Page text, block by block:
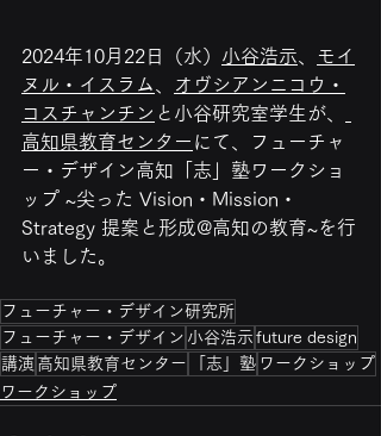
2024年10月22日（水） 小谷浩示
モイ
ヌル・イスラム
オヴシアンニコウ・
コスチャンチン と小谷研究室学生が、
高知県教育センター にて、フューチャ
ー・デザイン高知「志」塾ワークショ
ップ ~尖った Vision・Mission・
Strategy 提案と形成@高知の教育~を行
いました。
フューチャー・デザイン研究所
フューチャー・デザイン 小谷浩示 future design
講演 高知県教育センター 「志」塾 ワークショップ
ワークショップ